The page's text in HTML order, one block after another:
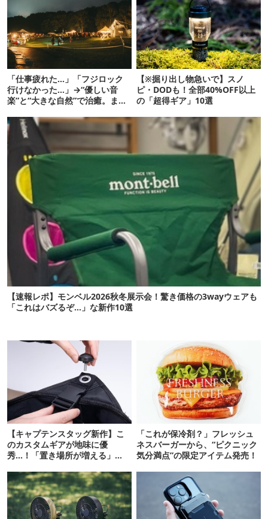
「仕事疲れた…」「フジロック
行けなかった…」→“優しい音
楽”と“大きな自然”で治癒。まだ
【※掘り出し物急いで】スノ
ピ・DODも！全部40%OFF以上
の「超得ギア」10選
【速報レポ】モンベル2026秋冬展示会！驚き価格の3wayウェアも
「これはバズるぞ…」な新作10選
【キャプテンスタッグ新作】こ
のカスタムギアが地味に優
秀…！「置き場所が増える」
「これが保冷剤？」フレッシュ
ネスバーガーから、“ピクニック
気分満点”の限定アイテム発売！